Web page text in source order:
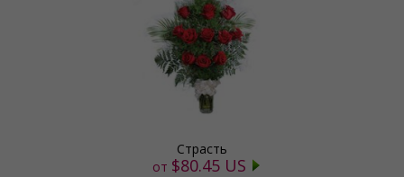
Страсть
от $80.45 US